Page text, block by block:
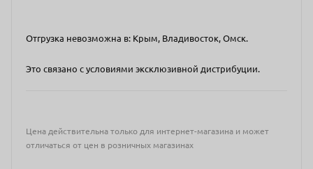
Отгрузка невозможна в: Крым, Владивосток, Омск.
Это связано с условиями эксклюзивной дистрибуции.
Цена действительна только для интернет-магазина и может
отличаться от цен в розничных магазинах